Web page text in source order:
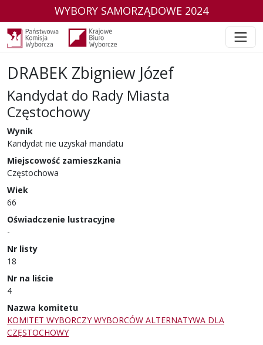
WYBORY SAMORZĄDOWE 2024
DRABEK Zbigniew Józef
Kandydat do Rady Miasta
Częstochowy
w wyborach samorządowych w 2024 r.
Wynik
Kandydat nie uzyskał mandatu
Miejscowość zamieszkania
Częstochowa
Wiek
66
Oświadczenie lustracyjne
-
Nr listy
18
Nr na liście
4
Nazwa komitetu
KOMITET WYBORCZY WYBORCÓW ALTERNATYWA DLA
CZĘSTOCHOWY